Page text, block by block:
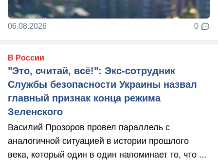
06.08.2026 0
В России
"Это, считай, всё!": Экс-сотрудник
Службы безопасности Украины назвал
главный признак конца режима
Зеленского
Василий Прозоров провел параллель с
аналогичной ситуацией в истории прошлого
века, который один в один напоминает то, что ...